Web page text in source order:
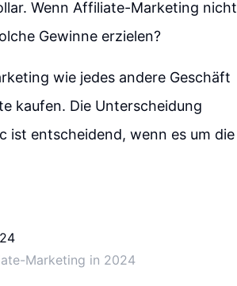
Wenn Affiliate-Marketing nicht
Gewinne erzielen?
wie jedes andere Geschäft
kaufen. Die Unterscheidung
ist entscheidend, wenn es um die
Marketing in 2024